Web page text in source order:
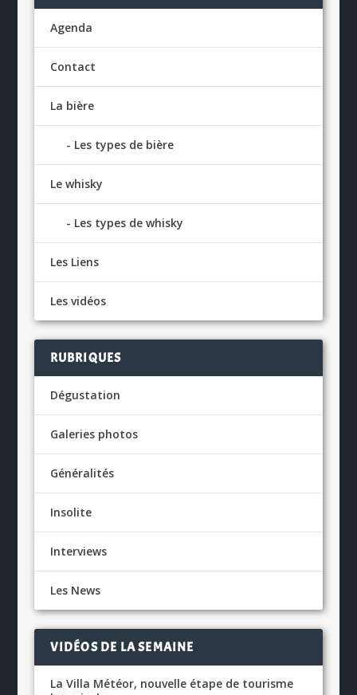
Agenda
Contact
La bière
Les types de bière
Le whisky
Les types de whisky
Les Liens
Les vidéos
RUBRIQUES
Dégustation
Galeries photos
Généralités
Insolite
Interviews
Les News
VIDÉOS DE LA SEMAINE
La Villa Météor, nouvelle étape de tourisme